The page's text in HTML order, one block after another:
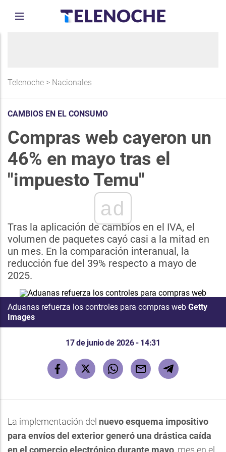
Telenoche > Nacionales
CAMBIOS EN EL CONSUMO
Compras web cayeron un
46% en mayo tras el
"impuesto Temu"
ad
Tras la aplicación de cambios en el IVA, el
volumen de paquetes cayó casi a la mitad en
un mes. En la comparación interanual, la
reducción fue del 39% respecto a mayo de
2025.
Aduanas refuerza los controles para compras web Getty
Images
17 de junio de 2026 - 14:31
La implementación del nuevo esquema impositivo
para envíos del exterior generó una drástica caída
en el comercio electrónico durante mayo , mes en el